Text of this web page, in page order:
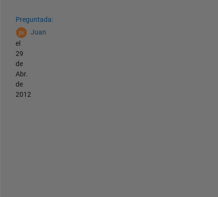
Preguntada:
Juan
el
29
de
Abr.
de
2012